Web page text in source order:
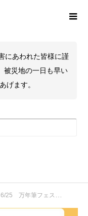
にあわれた皆様に謹
被災地の一日も早い
げます。
年筆フェス内容「ノベルティ情報」